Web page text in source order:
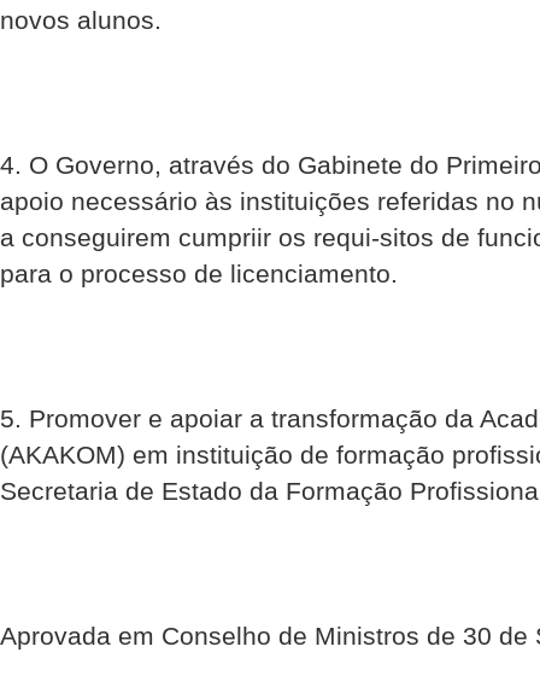
novos alunos.
4. O Governo, através do Gabinete do
apoio necessário às instituições referidas no
a conseguirem cumpriir os requi-sitos de
para o processo de licenciamento.
5. Promover e apoiar a transformação da
(AKAKOM) em instituição de formação
Secretaria de Estado da Formação
Aprovada em Conselho de Ministros de 30 de